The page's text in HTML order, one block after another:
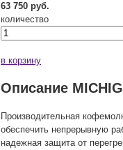
63 750 руб.
количество
в корзину
Описание
Производительная
обеспечить непрерывную
надежная защита от